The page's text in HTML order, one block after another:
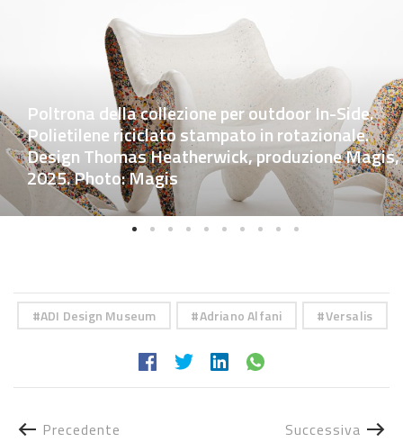
Poltrona della collezione per outdoor In-Side.
Polietilene riciclato stampato in rotazionale.
Design Thomas Heatherwick, produzione Magis,
2025. Photo: Magis
ADI Design Museum Adriano Alfani Versalis
Precedente Successiva